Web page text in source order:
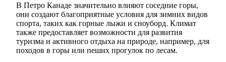
В Петро Канаде значительно влияют соседние горы,
они создают благоприятные условия для зимних видов
спорта, таких как горные лыжи и сноуборд. Климат
также предоставляет возможности для развития
туризма и активного отдыха на природе, например, для
походов в горы или пеших прогулок по лесам.